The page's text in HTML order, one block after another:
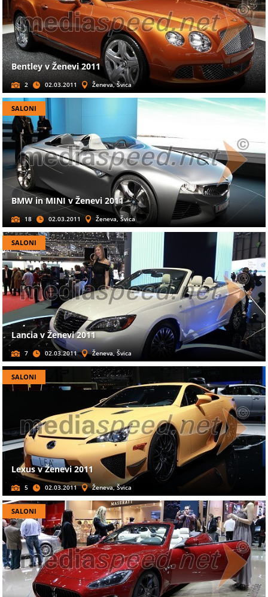
Bentley v Ženevi 2011
2 02.03.2011 Ženeva, Švica
SALONI
BMW in MINI v Ženevi 2011
18 02.03.2011 Ženeva, Švica
SALONI
Lancia v Ženevi 2011
7 02.03.2011 Ženeva, Švica
SALONI
Lexus v Ženevi 2011
5 02.03.2011 Ženeva, Švica
SALONI